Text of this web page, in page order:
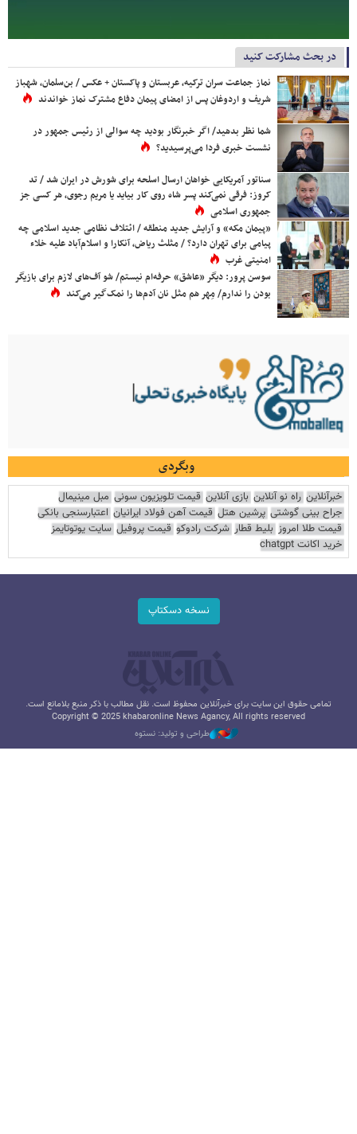
در بحث مشارکت کنید
نماز جماعت سران ترکیه، عربستان و پاکستان + عکس / بن‌سلمان، شهباز
شریف و اردوغان پس از امضای پیمان دفاع مشترک نماز خواندند
شما نظر بدهید/ اگر خبرنگار بودید چه سوالی از رئیس جمهور در
نشست خبری فردا می‌پرسیدید؟
سناتور آمریکایی خواهان ارسال اسلحه برای شورش در ایران شد / تد
کروز: فرقی نمی‌کند پسر شاه روی کار بیاید یا مریم رجوی، هر کسی جز
جمهوری اسلامی
«پیمان مکه» و آرایش جدید منطقه / ائتلاف نظامی جدید اسلامی چه
پیامی برای تهران دارد؟ / مثلث ریاض، آنکارا و اسلام‌آباد علیه خلاء
امنیتی غرب
سوسن پرور: دیگر «عاشق» حرفه‌ام نیستم/ شو آف‌های لازم برای بازیگر
بودن را ندارم/ مِهر هم مثل نان آدم‌ها را نمک‌گیر می‌کند
وبگردی
خبرآنلاین راه نو آنلاین بازی آنلاین قیمت تلویزیون سونی مبل مینیمال
جراح بینی گوشتی پرشین هتل قیمت آهن فولاد ایرانیان اعتبارسنجی بانکی
قیمت طلا امروز بلیط قطار شرکت رادوکو قیمت پروفیل سایت یوتوتایمز
خرید اکانت chatgpt
نسخه دسکتاپ
تمامی حقوق این سایت برای خبرآنلاین محفوظ است. نقل مطالب با ذکر منبع بلامانع است.
Copyright © 2025 khabaronline News Agancy, All rights reserved
طراحی و تولید: نستوه